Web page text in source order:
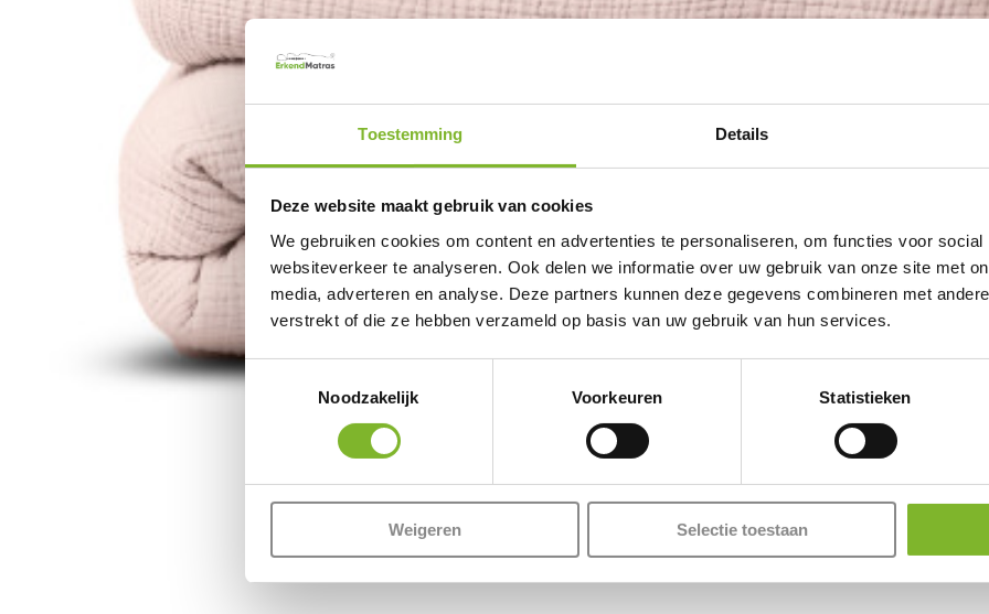
Toestemming Details
Deze website maakt gebruik van cookies
We gebruiken cookies om content en advertenties te personaliseren, om functies voor
websiteverkeer te analyseren. Ook delen we informatie over uw gebruik van onze site met
media, adverteren en analyse. Deze partners kunnen deze gegevens combineren met
verstrekt of die ze hebben verzameld op basis van uw gebruik van hun services.
Toestemmingsselectie
Noodzakelijk
Voorkeuren Statistieken
Weigeren Selectie toestaan